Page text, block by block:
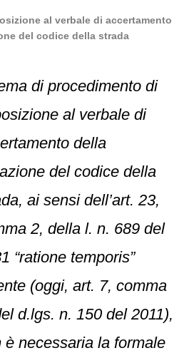
al verbale di accertamento
del codice della strada
di procedimento di
al verbale di
della
del codice della
ai sensi dell’art. 23,
2, della l. n. 689 del
“ratione temporis”
(oggi, art. 7, comma
d.lgs. n. 150 del 2011),
è necessaria la formale